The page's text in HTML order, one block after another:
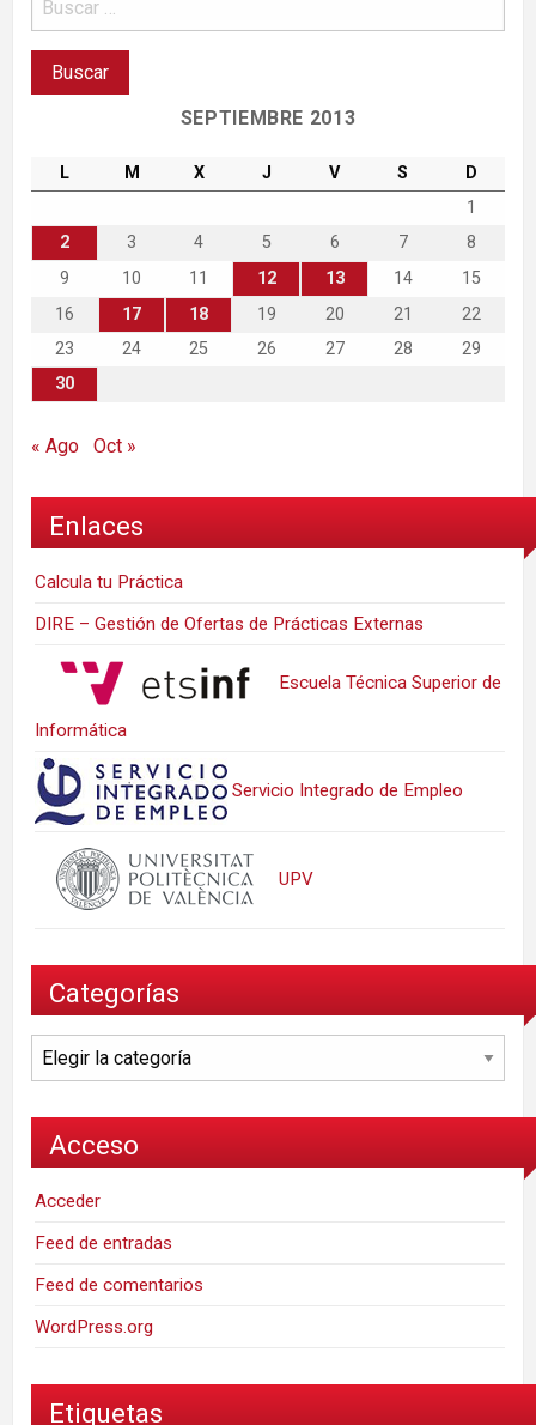
SEPTIEMBRE 2013
L M X J V S
D
1
2
3 4 5 6 7
8
9
10 11 12 13 14
15
16
17 18 19 20 21
22
23
24 25 26 27 28
29
30
« Ago Oct »
Enlaces
Calcula tu Práctica
DIRE – Gestión de Ofertas de Prácticas Externas
Escuela Técnica Superior de
Informática
Servicio Integrado de Empleo
UPV
Categorías
Categorías
Acceso
Acceder
Feed de entradas
Feed de comentarios
WordPress.org
Etiquetas